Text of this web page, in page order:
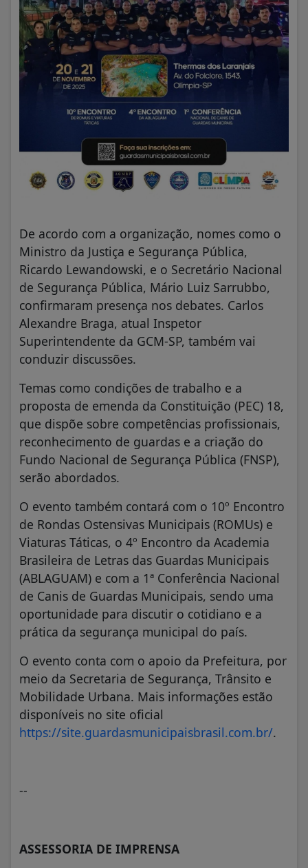
De acordo com a organização, nomes como o
Ministro da Justiça e Segurança Pública,
Ricardo Lewandowski, e o Secretário Nacional
de Segurança Pública, Mário Luiz Sarrubbo,
confirmaram presença nos debates. Carlos
Alexandre Braga, atual Inspetor
Superintendente da GCM-SP, também vai
conduzir discussões.
Temas como condições de trabalho e a
proposta de emenda da Constituição (PEC) 18,
que dispõe sobre competências profissionais,
reconhecimento de guardas e a criação do
Fundo Nacional de Segurança Pública (FNSP),
serão abordados.
O evento também contará com o 10º Encontro
de Rondas Ostensivas Municipais (ROMUs) e
Viaturas Táticas, o 4º Encontro da Academia
Brasileira de Letras das Guardas Municipais
(ABLAGUAM) e com a 1ª Conferência Nacional
de Canis de Guardas Municipais, sendo uma
oportunidade para discutir o cotidiano e a
prática da segurança municipal do país.
O evento conta com o apoio da Prefeitura, por
meio da Secretaria de Segurança, Trânsito e
Mobilidade Urbana. Mais informações estão
disponíveis no site oficial
https://site.guardasmunicipaisbrasil.com.br/.
--
ASSESSORIA DE IMPRENSA